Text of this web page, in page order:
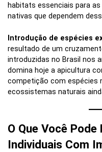
habitats essenciais para
nativas que dependem
Introdução de espécies
resultado de um
introduzidas no Brasil nos
domina hoje a apicultura
competição com espécies
ecossistemas naturais
O Que Você
Individuais Com